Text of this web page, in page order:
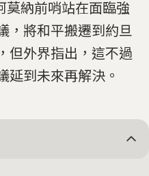
莫納前哨站在面臨強
，將和平搬遷到約旦
但外界指出，這不過
延到未來再解決。